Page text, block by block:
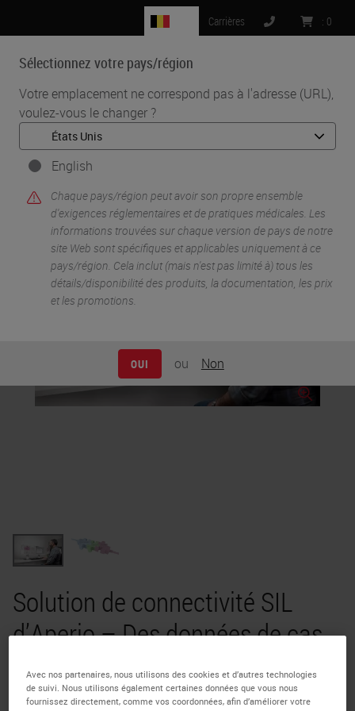
Sélectionnez votre pays/région
Votre emplacement ne correspond pas à l'adresse (URL),
voulez-vous le changer ?
English
Chaque pays/région peut avoir son propre ensemble
d'exigences réglementaires et de pratiques médicales. Les
informations trouvées sur chaque version de pays de notre
site Web sont spécifiques et applicables uniquement à ce
pays/région. Cela inclut (mais n'est pas limité à) tous les
détails/disponibilité des produits, la documentation, les prix
et les promotions.
OUI ou Non
Carrières : 0
MENU
Accueil • Pathologie numérique •
Logiciels de gestion et d'intégration •
Solution de connectivité SIL d’Aperio – Des données de cas
Solution de connectivité SIL
d’Aperio – Des données de cas
intégrées et des images plein
champ (WSI) à portée de main
Avec nos partenaires, nous utilisons des cookies et d’autres technologies
de suivi. Nous utilisons également certaines données que vous nous
fournissez directement, comme vos coordonnées, afin d’améliorer votre